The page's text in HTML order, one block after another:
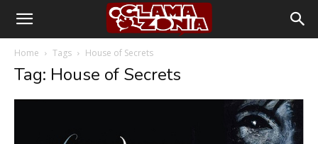
Home Tags House of Secrets
Tag: House of Secrets